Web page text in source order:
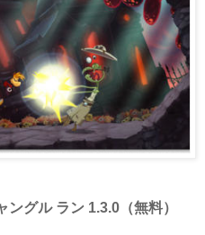
ングル ラン 1.3.0（無料）